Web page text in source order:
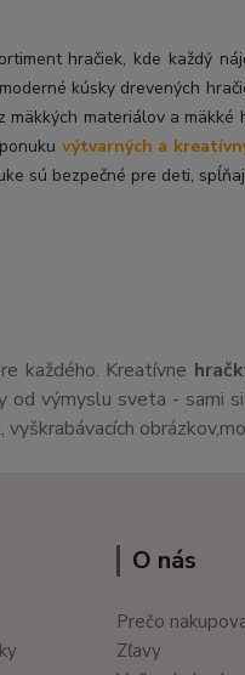
hračiek, kde každý
kúsky drevených
mäkkých materiálov a
výtvarných a
sú bezpečné pre deti,
každého. Kreatívne
od výmyslu sveta - sami
O nás
Prečo
Zľavy